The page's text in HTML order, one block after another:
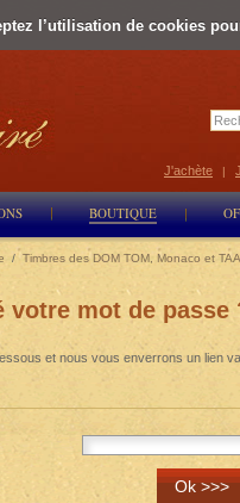
l’utilisation de cookies
BOUTIQUE
J'achète |
/Timbres des DOM TOM, Monaco et
votre mot de passe
et nous vous enverrons un lien